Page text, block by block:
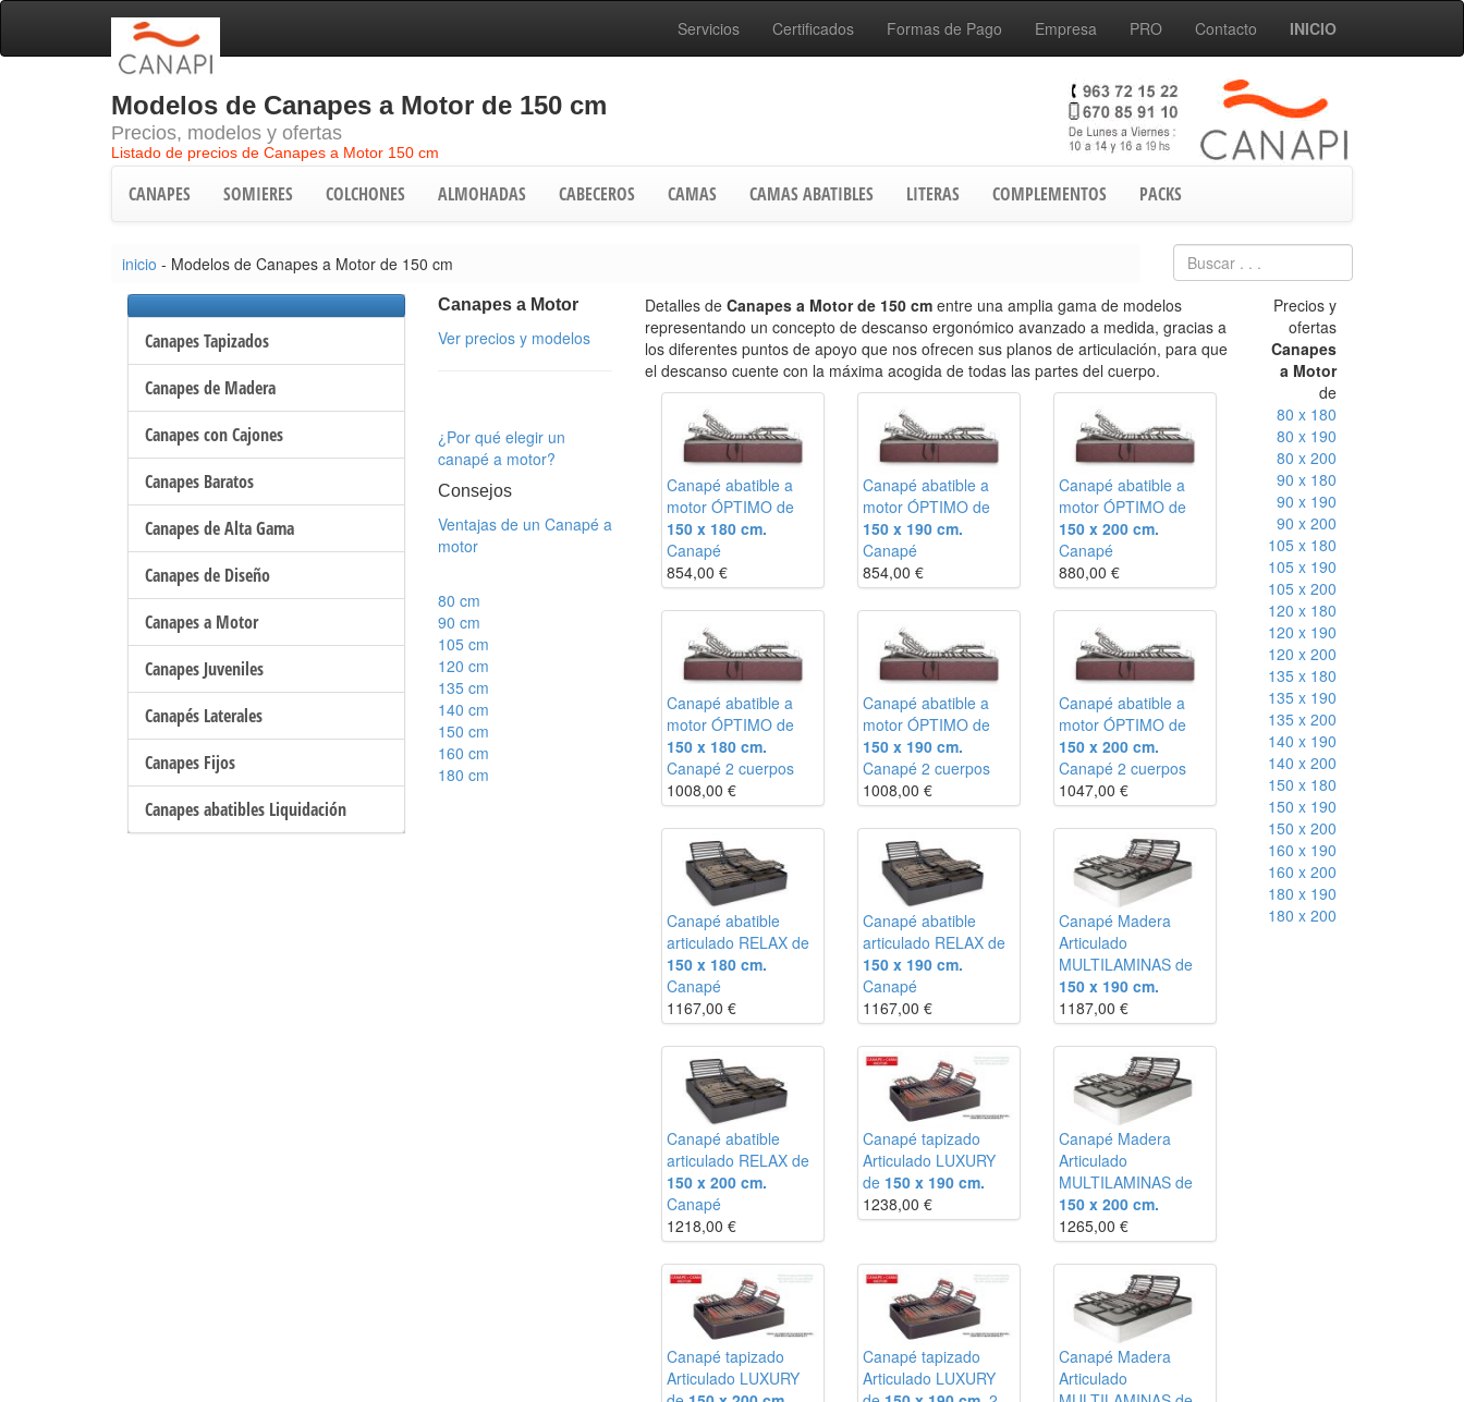
Servicios Certificados Formas de Pago Empresa PRO Contacto INICIO
Modelos de Canapes a Motor de 150 cm
Precios, modelos y ofertas
Listado de precios de Canapes a Motor 150 cm
CANAPES SOMIERES COLCHONES ALMOHADAS CABECEROS CAMAS CAMAS ABATIBLES LITERAS COMPLEMENTOS PACKS
inicio - Modelos de Canapes a Motor de 150 cm
Canapes Tapizados
Canapes de Madera
Canapes con Cajones
Canapes Baratos
Canapes de Alta Gama
Canapes de Diseño
Canapes a Motor
Canapes Juveniles
Canapés Laterales
Canapes Fijos
Canapes abatibles Liquidación
Canapes a Motor
Ver precios y modelos
¿Por qué elegir un
canapé a motor?
Consejos
Ventajas de un Canapé a
motor
80 cm
90 cm
105 cm
120 cm
135 cm
140 cm
150 cm
160 cm
180 cm
Detalles de Canapes a Motor de 150 cm entre una amplia gama de modelos
representando un concepto de descanso ergonómico avanzado a medida, gracias a
los diferentes puntos de apoyo que nos ofrecen sus planos de articulación, para que
el descanso cuente con la máxima acogida de todas las partes del cuerpo.
Canapé abatible a
motor ÓPTIMO de
150 x 180 cm.
Canapé
854,00 €
Canapé abatible a
motor ÓPTIMO de
150 x 190 cm.
Canapé
854,00 €
Canapé abatible a
motor ÓPTIMO de
150 x 200 cm.
Canapé
880,00 €
Canapé abatible a
motor ÓPTIMO de
150 x 180 cm.
Canapé 2 cuerpos
1008,00 €
Canapé abatible a
motor ÓPTIMO de
150 x 190 cm.
Canapé 2 cuerpos
1008,00 €
Canapé abatible a
motor ÓPTIMO de
150 x 200 cm.
Canapé 2 cuerpos
1047,00 €
Canapé abatible
articulado RELAX de
150 x 180 cm.
Canapé
1167,00 €
Canapé abatible
articulado RELAX de
150 x 190 cm.
Canapé
1167,00 €
Canapé Madera
Articulado
MULTILAMINAS de
150 x 190 cm.
1187,00 €
Canapé abatible
articulado RELAX de
150 x 200 cm.
Canapé
1218,00 €
Canapé tapizado
Articulado LUXURY
de 150 x 190 cm.
1238,00 €
Canapé Madera
Articulado
MULTILAMINAS de
150 x 200 cm.
1265,00 €
Canapé tapizado
Articulado LUXURY
Canapé tapizado
Articulado LUXURY
Canapé Madera
Articulado
Precios y
ofertas
Canapes
a Motor
de
80 x 180
80 x 190
80 x 200
90 x 180
90 x 190
90 x 200
105 x 180
105 x 190
105 x 200
120 x 180
120 x 190
120 x 200
135 x 180
135 x 190
135 x 200
140 x 190
140 x 200
150 x 180
150 x 190
150 x 200
160 x 190
160 x 200
180 x 190
180 x 200